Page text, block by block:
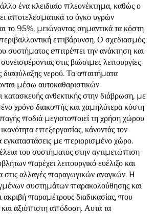
ένα κλειδιαίο πλεονέκτημα, καθώς ο
αποτελεσματικά το όγκο υγρών
το 95%, μειώνοντας σημαντικά τα κόστη
περιβαλλοντική επιβάρυνση. Ο σχεδιασμός
συστήματος επιτρέπει την ανάκτηση και
στις βιώσιμες λειτουργίες
διαφύλαξης νερού. Τα απαιτήματα
μέσω αυτοκαθαριστικών
κατασκευής ανθεκτικής στην διάβρωση, με
χρόνο διακοπής και χαμηλότερα κόστη
ποδιά μεγιστοποιεί τη χρήση χώρου
επεξεργασίας, κάνοντάς τον
εγκαταστάσεις με περιορισμένο χώρο.
του συστήματος στην αντιμετώπιση
παρέχει λειτουργικό ευέλιξο και
στις αλλαγές παραγωγικών αναγκών. Η
συστημάτων παρακολούθησης και
ακριβή παραμέτρους διαδικασίας, που
αξιόπιστη απόδοση. Αυτά τα